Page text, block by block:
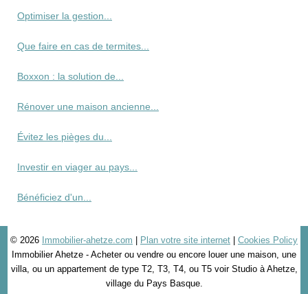
Optimiser la gestion...
Que faire en cas de termites...
Boxxon : la solution de...
Rénover une maison ancienne...
Évitez les pièges du...
Investir en viager au pays...
Bénéficiez d'un...
© 2026 Immobilier-ahetze.com Plan votre site internet
Cookies Policy
Immobilier Ahetze - Acheter ou vendre ou encore louer une maison, une
villa, ou un appartement de type T2, T3, T4, ou T5 voir Studio à Ahetze,
village du Pays Basque.